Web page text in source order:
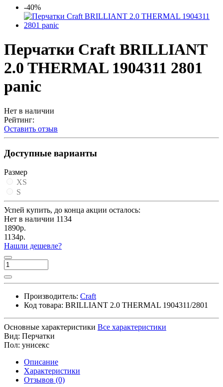
-40%
Перчатки Craft BRILLIANT
2.0 THERMAL 1904311 2801
panic
Нет в наличии
Рейтинг:
Оставить отзыв
Доступные варианты
Размер
XS
S
Успей купить, до конца акции осталось:
Нет в наличии 1134
1890р.
1134р.
Нашли дешевле?
Производитель: Craft
Код товара: BRILLIANT 2.0 THERMAL 1904311/2801
Основные характеристики Все характеристики
Вид: Перчатки
Пол: унисекс
Описание
Характеристики
Отзывов (0)